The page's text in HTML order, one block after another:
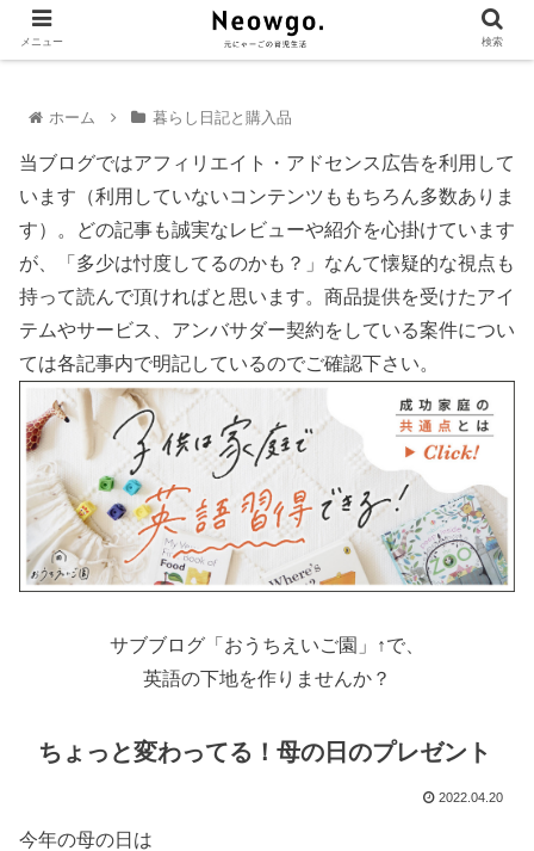
ホーム 暮らし日記と購入品
当ブログではアフィリエイト・アドセンス広告を利用して
います（利用していないコンテンツももちろん多数ありま
す）。どの記事も誠実なレビューや紹介を心掛けています
が、「多少は忖度してるのかも？」なんて懐疑的な視点も
持って読んで頂ければと思います。商品提供を受けたアイ
テムやサービス、アンバサダー契約をしている案件につい
ては各記事内で明記しているのでご確認下さい。
サブブログ「おうちえいご園」↑で、
英語の下地を作りませんか？
ちょっと変わってる！母の日のプレゼント
2022.04.20
今年の母の日は
メニュー 検索